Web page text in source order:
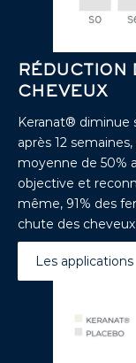
RÉDUCTION
CHEVEUX
Keranat® diminue
après 12
moyenne de 50%
objective et
même, 91% des
chute des
Les applications